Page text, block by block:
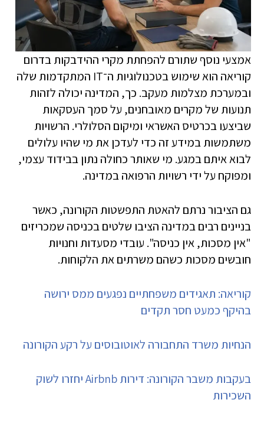
אמצעי נוסף שתורם להפחתת מקרי ההידבקות בדרום
קוריאה הוא שימוש בטכנולוגיות ה־IT המתקדמות שלה
ובמערכת מצלמות מעקב. כך, המדינה יכולה לזהות
תנועות של מקרים מאובחנים, על סמך העסקאות
שביצעו בכרטיס האשראי ומיקום הסלולרי. הרשויות
משתמשות במידע זה כדי לעדכן את מי שהיו עלולים
לבוא איתם במגע. מי שאותר כחולה נתון בבידוד עצמי,
ומפוקח על ידי רשויות הרפואה במדינה.
גם הציבור נרתם להאטת התפשטות הקורונה, כאשר
בניינים רבים במדינה הציבו שלטים בכניסה שמכריזים
"אין מסכות, אין כניסה". עובדי מסעדות וחנויות
חובשים מסכות כשהם משרתים את הלקוחות.
קוריאה: תאגידים משפחתיים נפגעים ממס ירושה
בהיקף כמעט חסר תקדים
הנחיות משרד התחבורה לאוטובוסים על רקע הקורונה
בעקבות משבר הקורונה: דירות Airbnb יחזרו לשוק
השכירות